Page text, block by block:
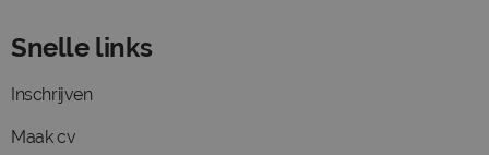
Snelle links
Inschrijven
Maak cv